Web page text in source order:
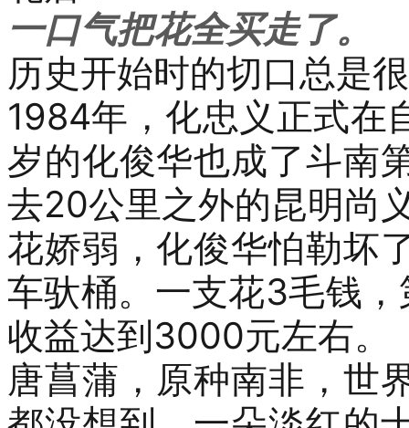
一口气把花全买走了。
历史开始时的切口总是
1984年，化忠义正式在
岁的化俊华也成了斗南
去20公里之外的昆明尚
花娇弱，化俊华怕勒坏
车驮桶。 一支花3毛钱
收益达到3000元左右。
唐菖蒲，原种南非，世